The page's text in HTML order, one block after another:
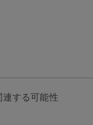
する可能性